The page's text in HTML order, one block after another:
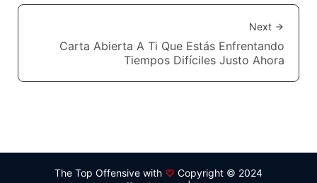
Next
Carta Abierta A Ti Que Estás Enfrentando
Tiempos Difíciles Justo Ahora
The Top Offensive with
Copyright © 2024